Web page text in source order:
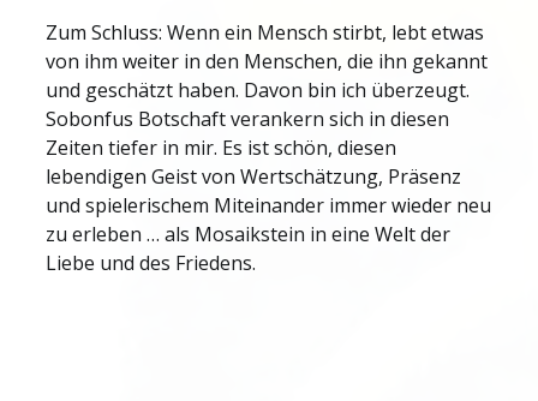
Zum Schluss: Wenn ein Mensch stirbt, lebt etwas
von ihm weiter in den Menschen, die ihn gekannt
und geschätzt haben. Davon bin ich überzeugt.
Sobonfus Botschaft verankern sich in diesen
Zeiten tiefer in mir. Es ist schön, diesen
lebendigen Geist von Wertschätzung, Präsenz
und spielerischem Miteinander immer wieder neu
zu erleben … als Mosaikstein in eine Welt der
Liebe und des Friedens.